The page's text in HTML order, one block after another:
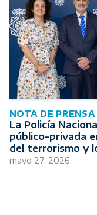
NOTA DE PRENSA
La Policía
público-privada
del terrorismo y
mayo 27, 2026